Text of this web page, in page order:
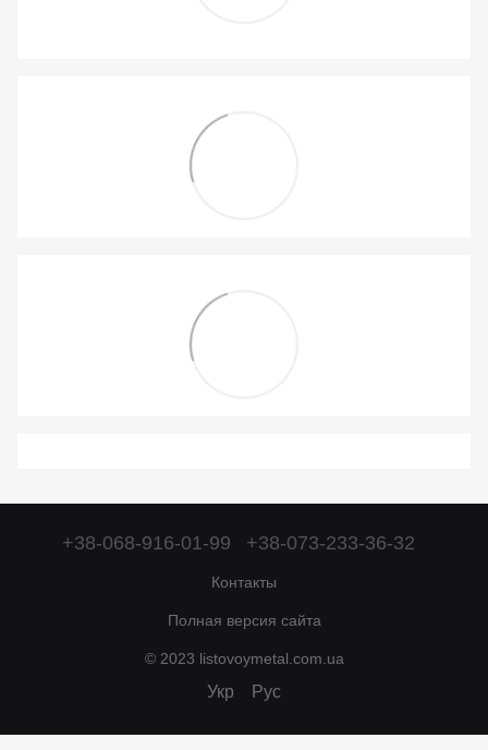
+38-068-916-01-99 +38-073-233-36-32
Контакты
Полная версия сайта
© 2023 listovoymetal.com.ua
Укр Рус